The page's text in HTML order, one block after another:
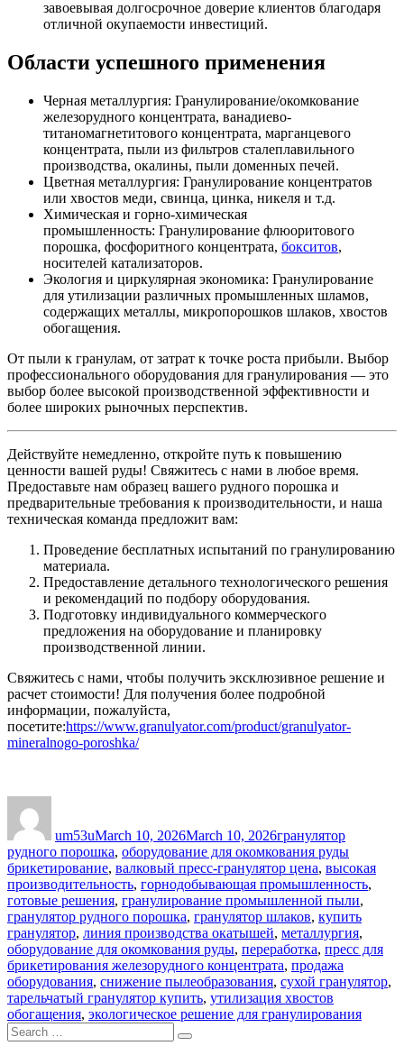
завоевывая долгосрочное доверие клиентов благодаря
отличной окупаемости инвестиций.
Области успешного применения
Черная металлургия: Гранулирование/окомкование
железорудного концентрата, ванадиево-
титаномагнетитового концентрата, марганцевого
концентрата, пыли из фильтров сталеплавильного
производства, окалины, пыли доменных печей.
Цветная металлургия: Гранулирование концентратов
или хвостов меди, свинца, цинка, никеля и т.д.
Химическая и горно-химическая
промышленность: Гранулирование флюоритового
порошка, фосфоритного концентрата, бокситов,
носителей катализаторов.
Экология и циркулярная экономика: Гранулирование
для утилизации различных промышленных шламов,
содержащих металлы, микропорошков шлаков, хвостов
обогащения.
От пыли к гранулам, от затрат к точке роста прибыли. Выбор
профессионального оборудования для гранулирования — это
выбор более высокой производственной эффективности и
более широких рыночных перспектив.
Действуйте немедленно, откройте путь к повышению
ценности вашей руды! Свяжитесь с нами в любое время.
Предоставьте нам образец вашего рудного порошка и
предварительные требования к производительности, и наша
техническая команда предложит вам:
Проведение бесплатных испытаний по гранулированию
материала.
Предоставление детального технологического решения
и рекомендаций по подбору оборудования.
Подготовку индивидуального коммерческого
предложения на оборудование и планировку
производственной линии.
Свяжитесь с нами, чтобы получить эксклюзивное решение и
расчет стоимости! Для получения более подробной
информации, пожалуйста,
посетите:https://www.granulyator.com/product/granulyator-
mineralnogo-poroshka/
um53uMarch 10, 2026March 10, 2026гранулятор
рудного порошка, оборудование для окомкования рудыTags
брикетирование, валковый пресс-гранулятор цена, высокая
производительность, горнодобывающая промышленность,
готовые решения, гранулирование промышленной пыли,
гранулятор рудного порошка, гранулятор шлаков, купить
гранулятор, линия производства окатышей, металлургия,
оборудование для окомкования руды, переработка, пресс для
брикетирования железорудного концентрата, продажа
оборудования, снижение пылеобразования, сухой гранулятор,
тарельчатый гранулятор купить, утилизация хвостов
обогащения, экологическое решение для гранулирования
Search
for:
Search